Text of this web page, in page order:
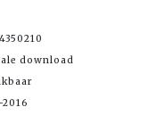
download